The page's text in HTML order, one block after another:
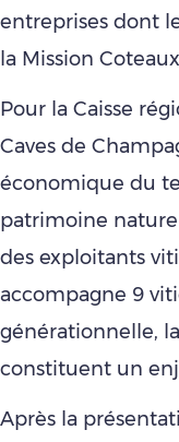
entreprises dont
la Mission
Pour la Caisse
Caves de
économique du
patrimoine
des exploitants
accompagne 9
générationnelle,
constituent un
Après la